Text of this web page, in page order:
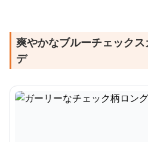
爽やかなブルーチェック
デ